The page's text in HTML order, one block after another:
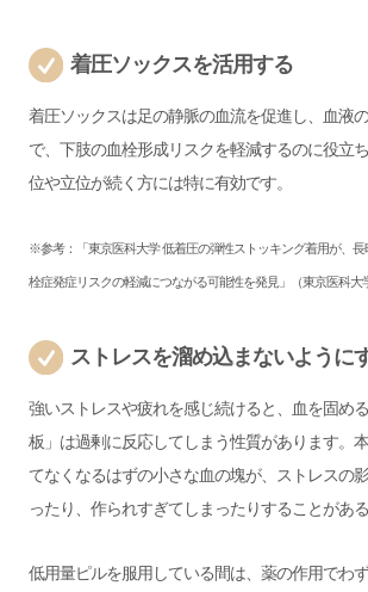
着圧ソックスを活用する
着圧ソックスは足の静脈の血流を促進し、血液
で、下肢の血栓形成リスクを軽減するのに役立
位や立位が続く方には特に有効です。
※参考：「東京医科大学 低着圧の弾性ストッキング着用が、
栓症発症リスクの軽減につながる可能性を発見 」（東京医科大
ストレスを溜め込まないように
強いストレスや疲れを感じ続けると、血を固め
板」は過剰に反応してしまう性質があります。
てなくなるはずの小さな血の塊が、ストレスの
ったり、作られすぎてしまったりすることがある
低用量ピルを服用している間は、薬の作用でわ